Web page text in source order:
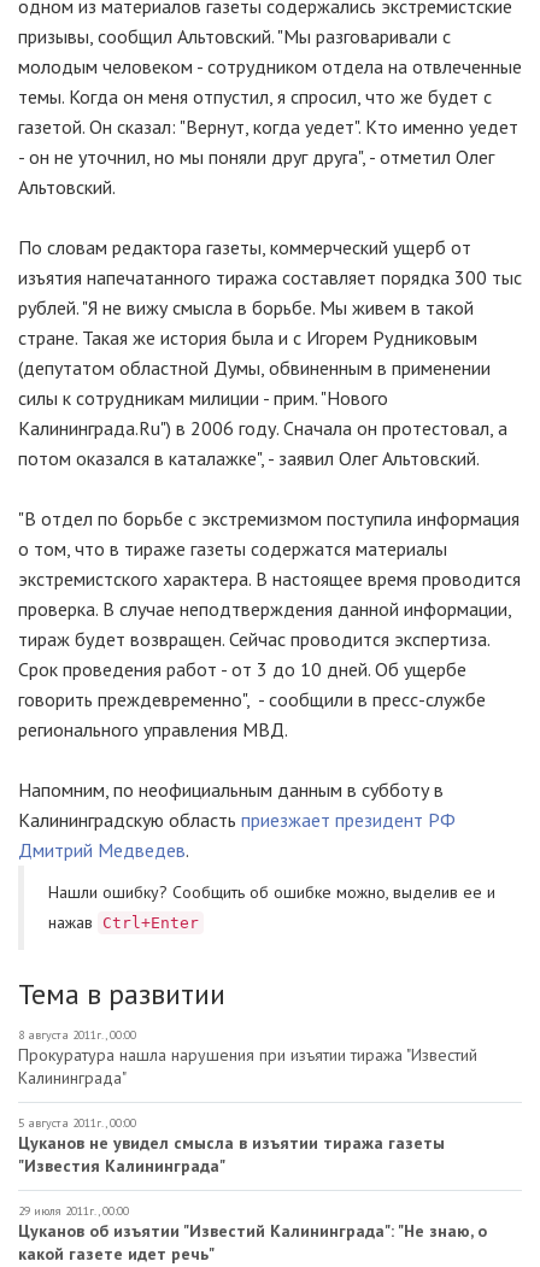
одном из материалов газеты содержались экстремистские
призывы, сообщил Альтовский. "Мы разговаривали с
молодым человеком - сотрудником отдела на отвлеченные
темы. Когда он меня отпустил, я спросил, что же будет с
газетой. Он сказал: "Вернут, когда уедет". Кто именно уедет
- он не уточнил, но мы поняли друг друга", - отметил Олег
Альтовский.
По словам редактора газеты, коммерческий ущерб от
изъятия напечатанного тиража составляет порядка 300 тыс
рублей. "Я не вижу смысла в борьбе. Мы живем в такой
стране. Такая же история была и с Игорем Рудниковым
(депутатом областной Думы, обвиненным в применении
силы к сотрудникам милиции - прим. "Нового
Калининграда.Ru") в 2006 году. Сначала он протестовал, а
потом оказался в каталажке", - заявил Олег Альтовский.
"В отдел по борьбе с экстремизмом поступила информация
о том, что в тираже газеты содержатся материалы
экстремистского характера. В настоящее время проводится
проверка. В случае неподтверждения данной информации,
тираж будет возвращен. Сейчас проводится экспертиза.
Срок проведения работ - от 3 до 10 дней. Об ущербе
говорить преждевременно", - сообщили в пресс-службе
регионального управления МВД.
Напомним, по неофициальным данным в субботу в
Калининградскую область приезжает президент РФ
Дмитрий Медведев.
Нашли ошибку? Cообщить об ошибке можно, выделив ее и
нажав
Ctrl+Enter
Тема в развитии
8 августа 2011г., 00:00
Прокуратура нашла нарушения при изъятии тиража "Известий
Калининграда"
5 августа 2011г., 00:00
Цуканов не увидел смысла в изъятии тиража газеты
"Известия Калининграда"
29 июля 2011г., 00:00
Цуканов об изъятии "Известий Калининграда": "Не знаю, о
какой газете идет речь"